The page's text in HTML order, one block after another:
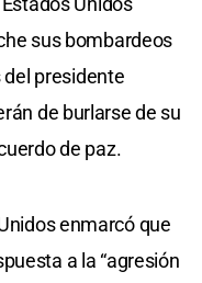
sus bombardeos
presidente
de burlarse de su
de paz.
enmarcó que
a la “agresión